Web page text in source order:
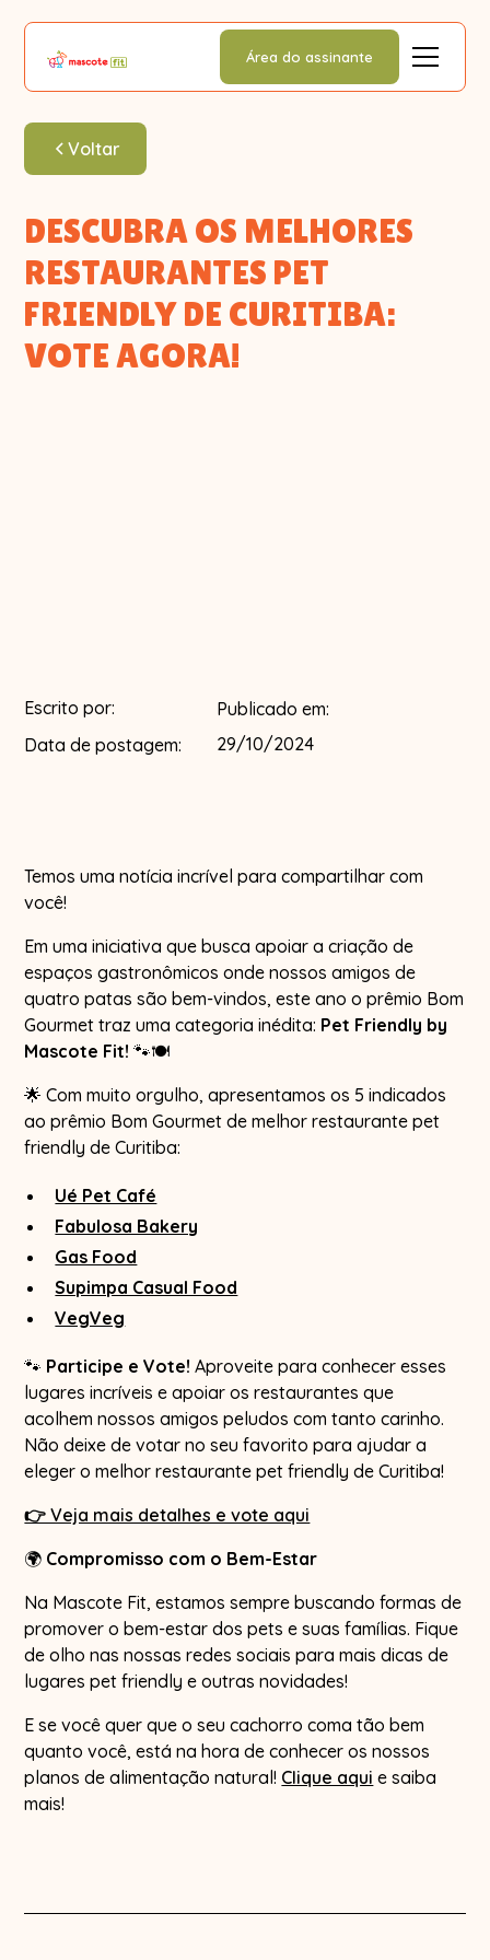
Área do assinante
Voltar
DESCUBRA OS MELHORES
RESTAURANTES PET
FRIENDLY DE CURITIBA:
VOTE AGORA!
Escrito por:
Data de postagem:
Publicado em:
29/10/2024
Temos uma notícia incrível para compartilhar com
você!
Em uma iniciativa que busca apoiar a criação de
espaços gastronômicos onde nossos amigos de
quatro patas são bem-vindos, este ano o prêmio Bom
Gourmet traz uma categoria inédita: Pet Friendly by
Mascote Fit! 🐾🍽️
🌟 Com muito orgulho, apresentamos os 5 indicados
ao prêmio Bom Gourmet de melhor restaurante pet
friendly de Curitiba:
Ué Pet Café
Fabulosa Bakery
Gas Food
Supimpa Casual Food
VegVeg
🐾 Participe e Vote! Aproveite para conhecer esses
lugares incríveis e apoiar os restaurantes que
acolhem nossos amigos peludos com tanto carinho.
Não deixe de votar no seu favorito para ajudar a
eleger o melhor restaurante pet friendly de Curitiba!
👉 Veja mais detalhes e vote aqui
🌍 Compromisso com o Bem-Estar
Na Mascote Fit, estamos sempre buscando formas de
promover o bem-estar dos pets e suas famílias. Fique
de olho nas nossas redes sociais para mais dicas de
lugares pet friendly e outras novidades!
E se você quer que o seu cachorro coma tão bem
quanto você, está na hora de conhecer os nossos
planos de alimentação natural! Clique aqui e saiba
mais!